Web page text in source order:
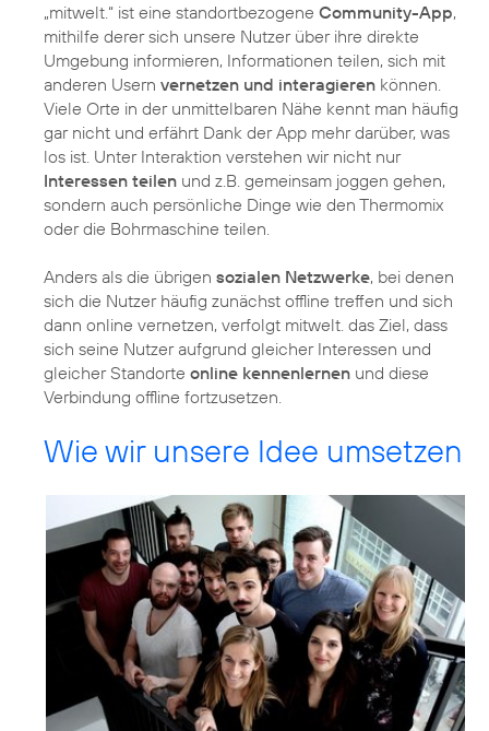
„mitwelt.“ ist eine standortbezogene Community-App,
mithilfe derer sich unsere Nutzer über ihre direkte
Umgebung informieren, Informationen teilen, sich mit
anderen Usern vernetzen und interagieren können.
Viele Orte in der unmittelbaren Nähe kennt man häufig
gar nicht und erfährt Dank der App mehr darüber, was
los ist. Unter Interaktion verstehen wir nicht nur
Interessen teilen und z.B. gemeinsam joggen gehen,
sondern auch persönliche Dinge wie den Thermomix
oder die Bohrmaschine teilen.
Anders als die übrigen sozialen Netzwerke, bei denen
sich die Nutzer häufig zunächst offline treffen und sich
dann online vernetzen, verfolgt mitwelt. das Ziel, dass
sich seine Nutzer aufgrund gleicher Interessen und
gleicher Standorte online kennenlernen und diese
Verbindung offline fortzusetzen.
Wie wir unsere Idee umsetzen